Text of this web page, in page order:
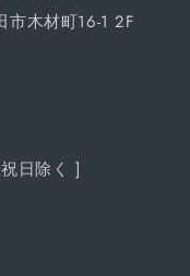
市木材町16-1 2F
日除く ]